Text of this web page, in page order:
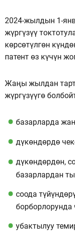
2024-жылдын 1-
жүргүзүү
көрсөтүлгөн
патент өз күчүн
Жаңы жылдан
жүргүзүүгө
базарларда
дүкөндөрдө
дүкөндөрдөн,
базарлардан
соода
борборлорунда
убактылуу